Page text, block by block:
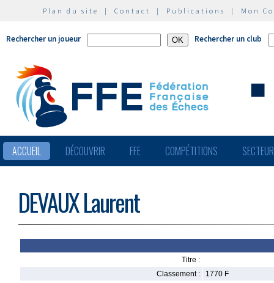
Plan du site | Contact | Publications | Mon
Rechercher un joueur Rechercher un club
ACCUEIL DÉCOUVRIR FFE COMPÉTITIONS
DEVAUX Laurent
Titre :
Classement :
1770 F